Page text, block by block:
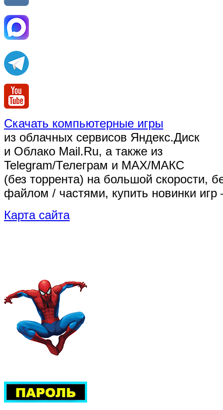
Скачать компьютерные игры
из облачных сервисов Яндекс.Диск
и Облако Mail.Ru, а также из
Telegram/Телеграм и MAX/МАКС
(без торрента) на большой скорости,
файлом / частями, купить новинки
Карта сайта